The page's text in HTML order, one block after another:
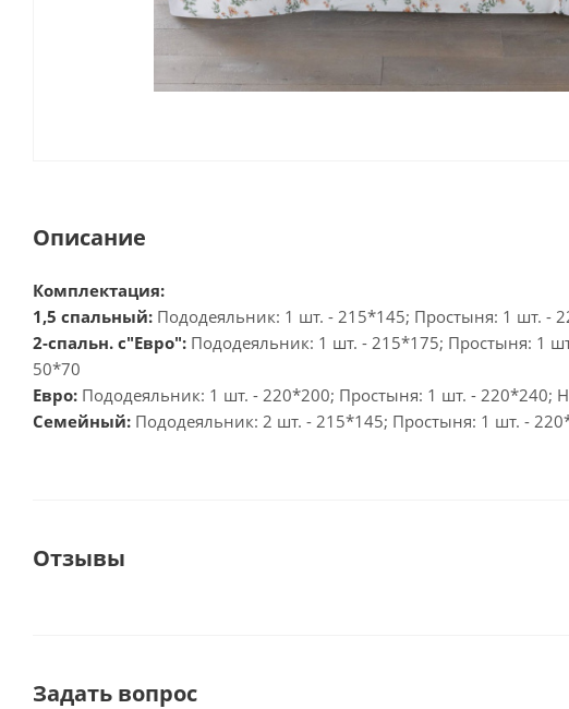
Описание
Комплектация:
1,5 спальный: Пододеяльник: 1 шт. - 215*145; Простыня: 1 шт. -
2-спальн. с"Евро": Пододеяльник: 1 шт. - 215*175; Простыня: 1
50*70
Евро: Пододеяльник: 1 шт. - 220*200; Простыня: 1 шт. - 220*240;
Семейный: Пододеяльник: 2 шт. - 215*145; Простыня: 1 шт. -
Отзывы
Задать вопрос